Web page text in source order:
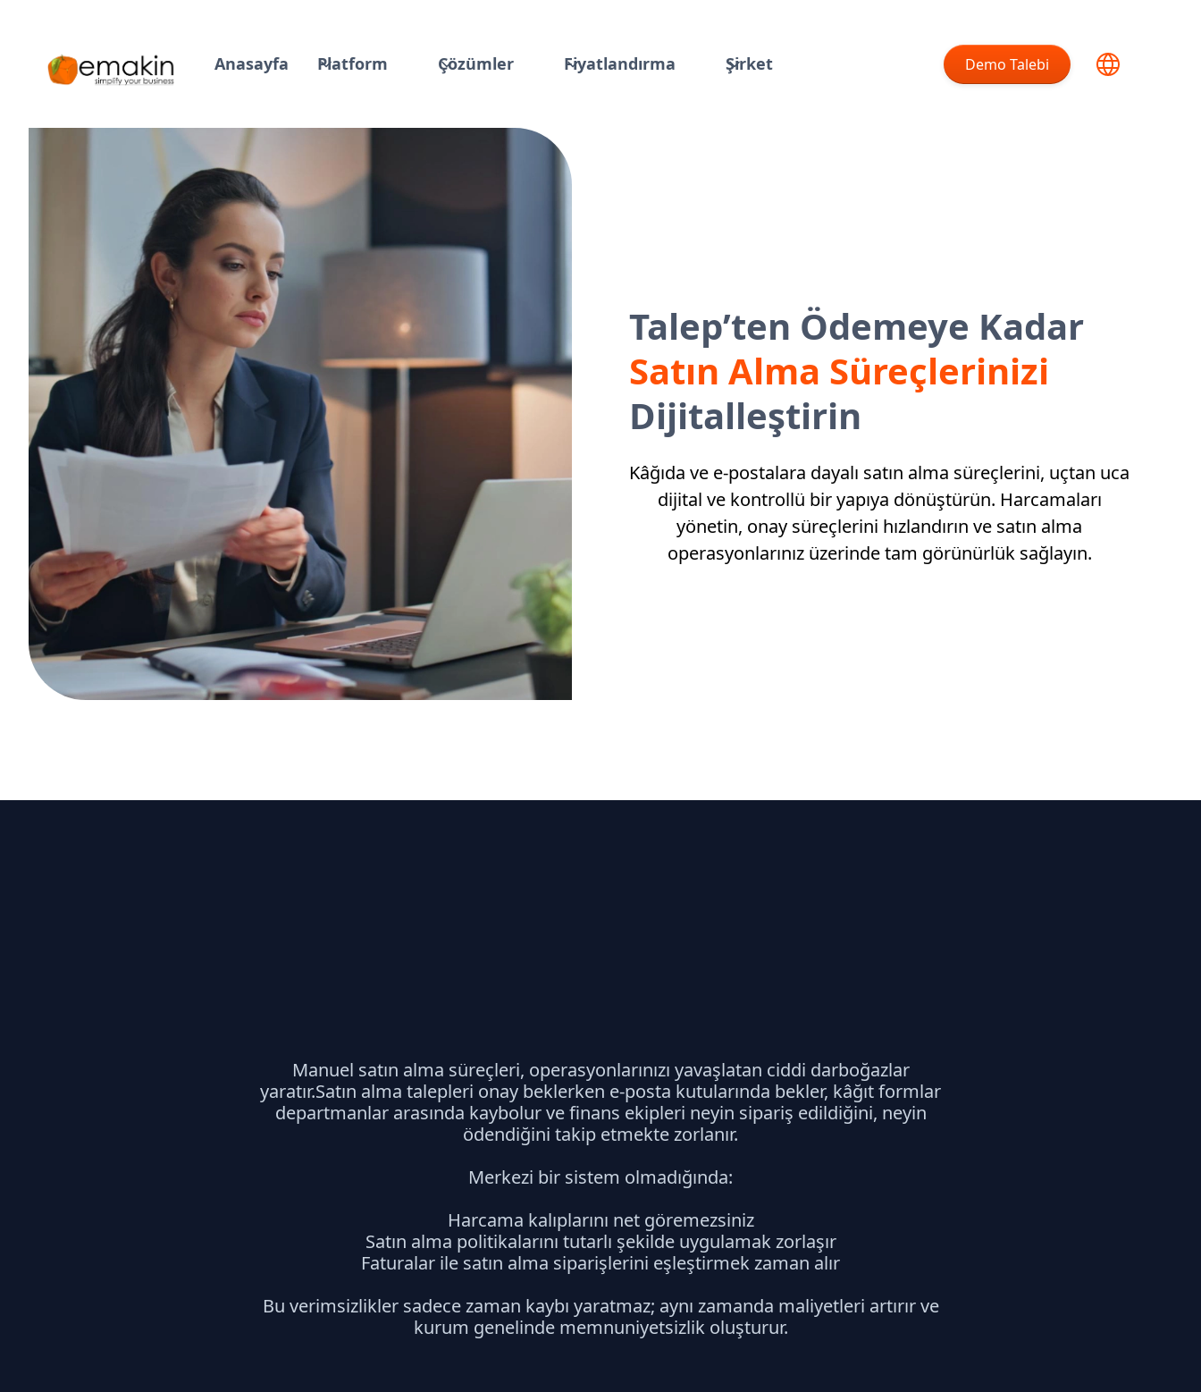
Anasayfa Platform Çözümler Fiyatlandırma Şirket Demo Talebi
Talep’ten Ödemeye Kadar
Satın Alma Süreçlerinizi
Dijitalleştirin
Kâğıda ve e-postalara dayalı satın alma süreçlerini, uçtan uca
dijital ve kontrollü bir yapıya dönüştürün. Harcamaları
yönetin, onay süreçlerini hızlandırın ve satın alma
operasyonlarınız üzerinde tam görünürlük sağlayın.
Manuel satın alma süreçleri, operasyonlarınızı yavaşlatan ciddi darboğazlar
yaratır.Satın alma talepleri onay beklerken e-posta kutularında bekler, kâğıt formlar
departmanlar arasında kaybolur ve finans ekipleri neyin sipariş edildiğini, neyin
ödendiğini takip etmekte zorlanır.
Merkezi bir sistem olmadığında:
Harcama kalıplarını net göremezsiniz
Satın alma politikalarını tutarlı şekilde uygulamak zorlaşır
Faturalar ile satın alma siparişlerini eşleştirmek zaman alır
Bu verimsizlikler sadece zaman kaybı yaratmaz; aynı zamanda maliyetleri artırır ve
kurum genelinde memnuniyetsizlik oluşturur.